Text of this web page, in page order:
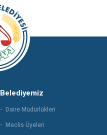
Belediyemiz
Daire Müdürlükleri
Meclis Üyeleri